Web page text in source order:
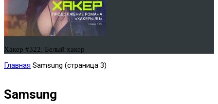
Хакер #322. Белый хакер
Главная Samsung (страница 3)
Samsung